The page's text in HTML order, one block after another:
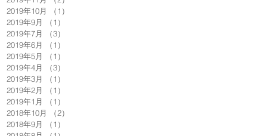
2019年10月
（1）
2019年9月
（1）
2019年7月
（3）
2019年6月
（1）
2019年5月
（1）
2019年4月
（3）
2019年3月
（1）
2019年2月
（1）
2019年1月
（1）
2018年10月
（2）
2018年9月
（1）